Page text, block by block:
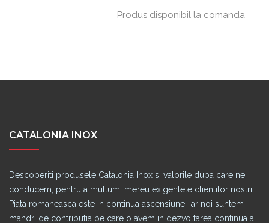
Produs disponibil la comanda
CATALONIA INOX
Descoperiti produsele Catalonia Inox si valorile dupa care ne
conducem, pentru a multumi mereu exigentele clientilor nostri.
Piata romaneasca este in continua ascensiune, iar noi suntem
mandri de contributia pe care o avem in dezvoltarea continua a